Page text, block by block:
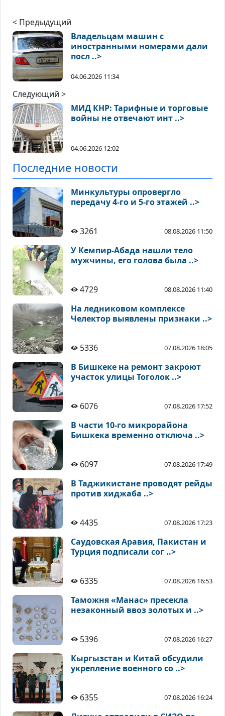
< Предыдущий
Владельцам машин с
иностранными номерами дали
посл ..>
04.06.2026 11:34
Следующий >
МИД КНР: Тарифные и торговые
войны не отвечают инт ..>
04.06.2026 12:02
Последние новости
Минкультуры опровергло
передачу 4-го и 5-го этажей ..>
3261 08.08.2026 11:50
У Кемпир-Абада нашли тело
мужчины, его голова была ..>
4729 08.08.2026 11:40
На ледниковом комплексе
Челектор выявлены признаки ..>
5336 07.08.2026 18:05
В Бишкеке на ремонт закроют
участок улицы Тоголок ..>
6076 07.08.2026 17:52
В части 10-го микрорайона
Бишкека временно отключа ..>
6097 07.08.2026 17:49
В Таджикистане проводят рейды
против хиджаба ..>
4435 07.08.2026 17:23
Саудовская Аравия, Пакистан и
Турция подписали сог ..>
6335 07.08.2026 16:53
Таможня «Манас» пресекла
незаконный ввоз золотых и ..>
5396 07.08.2026 16:27
Кыргызстан и Китай обсудили
укрепление военного со ..>
6355 07.08.2026 16:24